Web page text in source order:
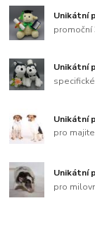
Unikátní
promoční
Unikátní
Unikátní
pro
Unikátní
pro